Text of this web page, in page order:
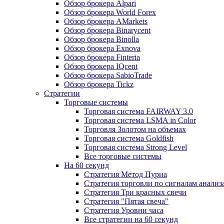
Обзор брокера Alpari
Обзор брокера World Forex
Обзор брокера AMarkets
Обзор брокера Binarycent
Обзор брокера Binolla
Обзор брокера Exnova
Обзор брокера Finteria
Обзор брокера IQcent
Обзор брокера SabioTrade
Обзор брокера Tickz
Стратегии
Торговые системы
Торговая система FAIRWAY 3.0
Торговая система LSMA in Color
Торговля Золотом на объемах
Торговая система Goldfish
Торговая система Strong Level
Все торговые системы
На 60 секунд
Стратегия Метод Пуриа
Стратегия торговли по сигналам
Стратегия Три красных свечи
Стратегия "Пятая свеча"
Стратегия Уровни часа
Все стратегии на 60 секунд